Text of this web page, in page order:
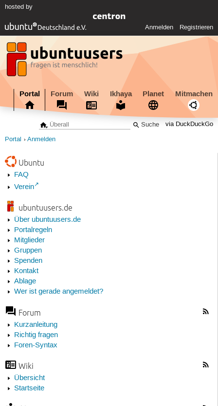
hosted by
Anmelden Registrieren
Portal Forum Wiki Ikhaya Planet Mitmachen
via DuckDuckGo
Portal Anmelden
Ubuntu
FAQ
Verein
ubuntuusers.de
Über ubuntuusers.de
Portalregeln
Mitglieder
Gruppen
Spenden
Kontakt
Ablage
Wer ist gerade angemeldet?
Forum
Kurzanleitung
Richtig fragen
Foren-Syntax
Wiki
Übersicht
Startseite